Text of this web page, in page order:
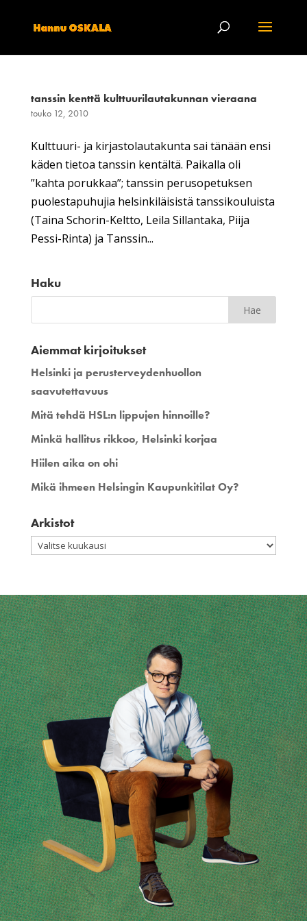
tanssin kenttä kulttuurilautakunnan vieraana
touko 12, 2010
Kulttuuri- ja kirjastolautakunta sai tänään ensi
käden tietoa tanssin kentältä. Paikalla oli
”kahta porukkaa”; tanssin perusopetuksen
puolestapuhujia helsinkiläisistä tanssikouluista
(Taina Schorin-Keltto, Leila Sillantaka, Piija
Pessi-Rinta) ja Tanssin...
Haku
Aiemmat kirjoitukset
Helsinki ja perusterveydenhuollon
saavutettavuus
Mitä tehdä HSL:n lippujen hinnoille?
Minkä hallitus rikkoo, Helsinki korjaa
Hiilen aika on ohi
Mikä ihmeen Helsingin Kaupunkitilat Oy?
Arkistot
Arkistot